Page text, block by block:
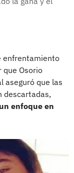
enfrentamiento
que Osorio
aseguró que las
descartadas,
enfoque en